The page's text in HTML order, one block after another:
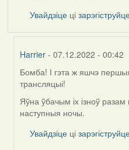
Увайдзіце ці
Harrier - 07.12.2022 - 00:42
In
reply
to
by
Бомба! І гэта ж яшчэ
трансляцыі!
Яўна ўбачым іх ізноў разам
наступныя ночы.
Увайдзіце ці